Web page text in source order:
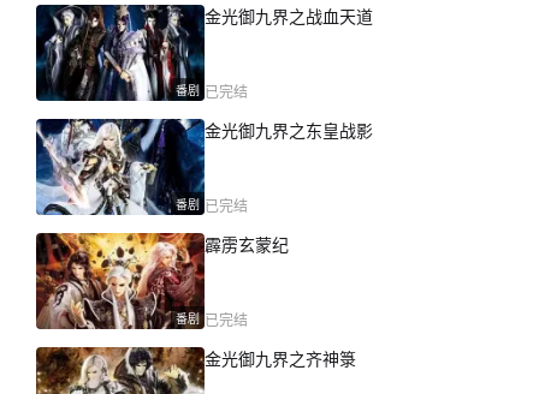
番剧
金光御九界之战血天道
已完结
番剧
金光御九界之东皇战影
已完结
番剧
霹雳玄蒙纪
已完结
金光御九界之齐神箓